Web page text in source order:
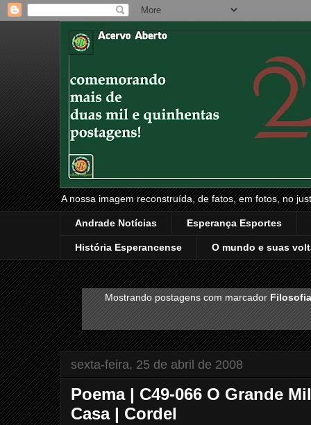
A nossa imagem reconstruída, de fatos, em fotos, no
Andrade Notícias Esperança Esportes
História Esperancense O mundo e suas
Mostrando postagens com marcadorFilosofia
sexta-feira, 25 de abril de 2008
Poema | C49-066 O Grande
Casa | Cordel